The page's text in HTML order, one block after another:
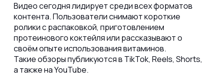
Видео сегодня лидирует среди всех форматов
контента. Пользователи снимают короткие
ролики с распаковкой, приготовлением
протеинового коктейля или рассказывают о
своём опыте использования витаминов.
Такие обзоры публикуются в TikTok, Reels, Shorts,
а также на YouTube.